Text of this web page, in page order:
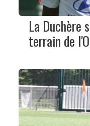
La Duchère
terrain de